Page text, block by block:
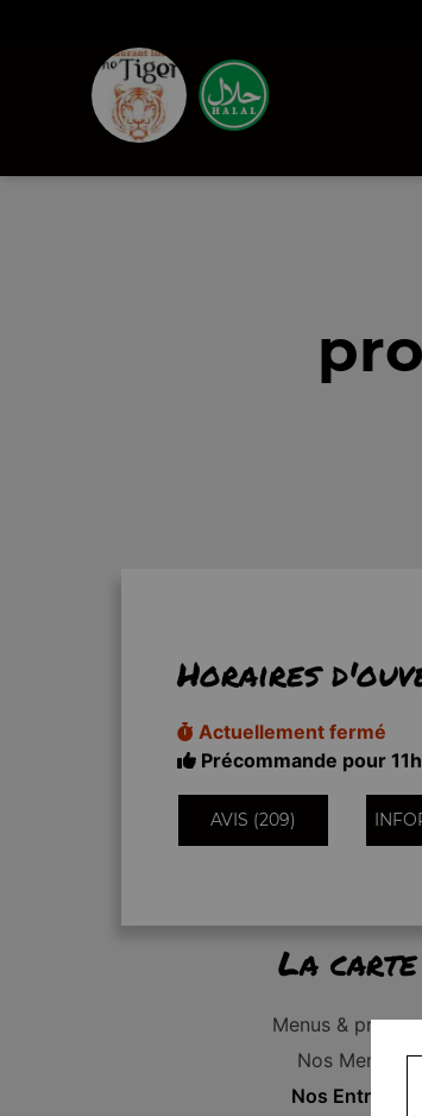
Horaires
Actuellement fermé
Précommande pour
AVIS (209)
La carte
Menus & promos
Nos Menus
Nos Entrées